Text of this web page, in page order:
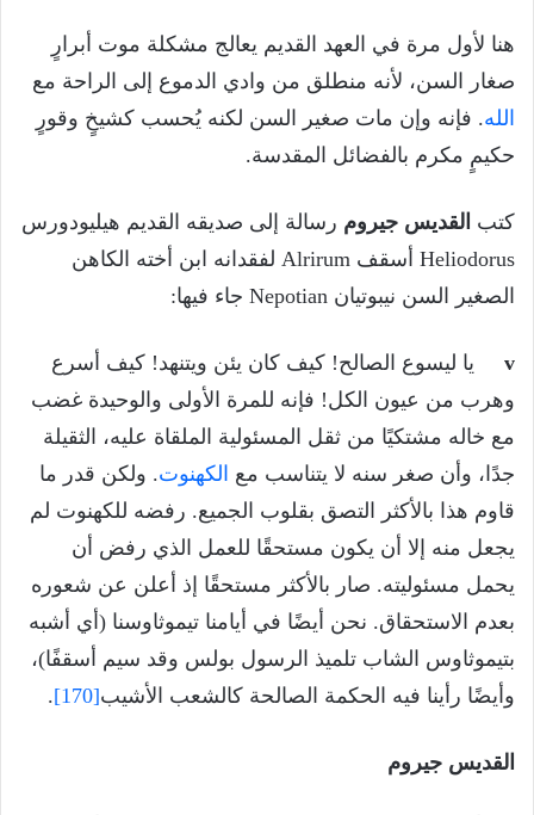
هنا لأول مرة في العهد القديم يعالج مشكلة موت أبرارٍ
صغار السن، لأنه منطلق من وادي الدموع إلى الراحة مع
الله. فإنه وإن مات صغير السن لكنه يُحسب كشيخٍ وقورٍ
حكيمٍ مكرم بالفضائل المقدسة.
كتب القديس جيروم رسالة إلى صديقه القديم هيليودورس
Heliodorus أسقف Alrirum لفقدانه ابن أخته الكاهن
الصغير السن نيبوتيان Nepotian جاء فيها:
v
يا ليسوع الصالح! كيف كان يئن ويتنهد! كيف أسرع
وهرب من عيون الكل! فإنه للمرة الأولى والوحيدة غضب
مع خاله مشتكيًا من ثقل المسئولية الملقاة عليه، الثقيلة
جدًا، وأن صغر سنه لا يتناسب مع الكهنوت. ولكن قدر ما
قاوم هذا بالأكثر التصق بقلوب الجميع. رفضه للكهنوت لم
يجعل منه إلا أن يكون مستحقًا للعمل الذي رفض أن
يحمل مسئوليته. صار بالأكثر مستحقًا إذ أعلن عن شعوره
بعدم الاستحقاق. نحن أيضًا في أيامنا تيموثاوسنا (أي أشبه
بتيموثاوس الشاب تلميذ الرسول بولس وقد سيم أسقفًا)،
وأيضًا رأينا فيه الحكمة الصالحة كالشعب الأشيب[170]
.
القديس جيروم